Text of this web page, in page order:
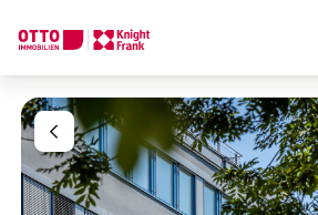
Wir finden Ihre
Traumimmobilie
Sagen Sie uns was Sie suchen und